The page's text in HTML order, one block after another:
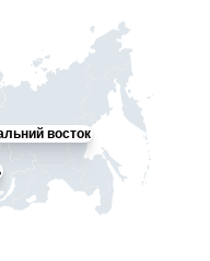
восток